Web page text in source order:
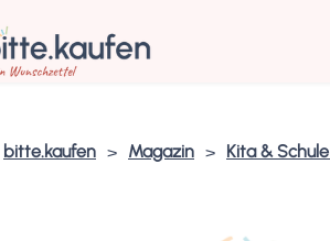
bitte.kaufen Magazin Kita & Schule